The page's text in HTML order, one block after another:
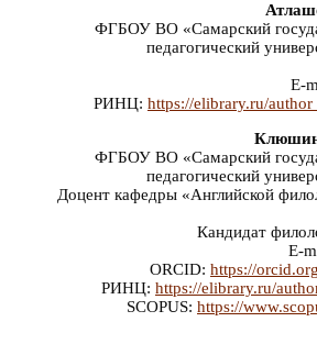
ФГБОУ ВО «Самарский
педагогический
E-
РИНЦ: https://elibrary.ru/
ФГБОУ ВО «Самарский
педагогический
Доцент кафедры «Английской
Кандидат
E-
ORCID: https://
РИНЦ: https://elibrary.ru/
SCOPUS: https://